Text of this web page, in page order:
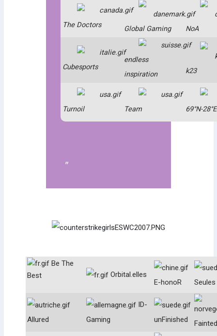
The Doctors Global Gaming NoA
Cubesports
endless
inspiration
k23
Turnoil Team 69°N-28°E
Be The
Best
Orbital.elles
E-honoR
Seules
Allured
ID-
Gaming
unFinished Fainted